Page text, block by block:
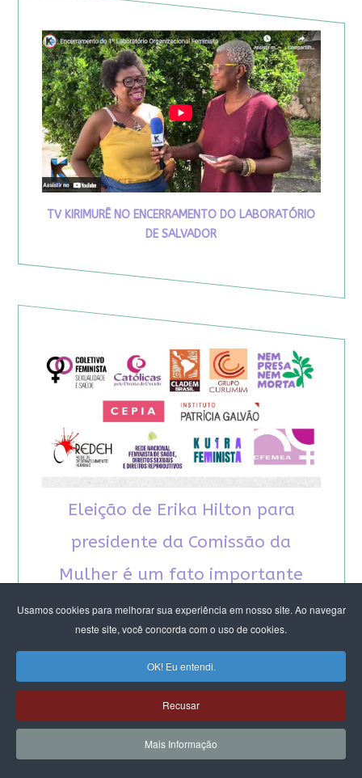
Usamos cookies para melhorar sua experiência em nosso site. Ao navegar
neste site, você concorda com o uso de cookies.
OK! Eu entendi.
Recusar
Mais Informação
TV KIRIMURÊ NO ENCERRAMENTO DO LABORATÓRIO
DE SALVADOR
Eleição de Erika Hilton para
presidente da Comissão da
Mulher é um fato importante
para a democracia
RECOMENDAMOS A LEITURA